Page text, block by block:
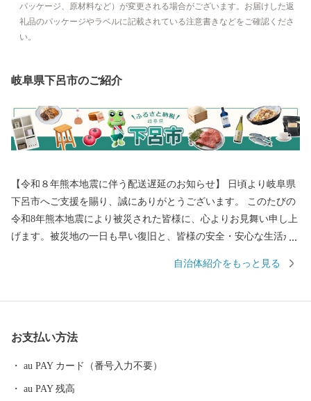
パッケージ、原材料など）が変更される場合がございます。お届けした返
礼品のパッケージやラベルに記載されている注意書きなどをご確認くださ
い。
岐阜県下呂市のご紹介
【令和８年熊本地震に伴う配送遅延のお知らせ】 日頃より岐阜県
下呂市へご支援を賜り、誠にありがとうございます。 このたびの
令和8年熊本地震により被災された皆様に、心よりお見舞い申し上
げます。被災地の一日も早い復旧と、皆様の安全・安心な生活が
より、一部地域において配送会社の営業停止や配送業務の遅延が
待ちいただいている皆様には、多大なるご迷惑とご心配をおかけ
は、岐阜県の中東部に位置し、北は高山市、南は加茂郡、西は郡
自治体紹介をもっと見る
お支払い方法
au PAY カード（番号入力不要）
au PAY 残高